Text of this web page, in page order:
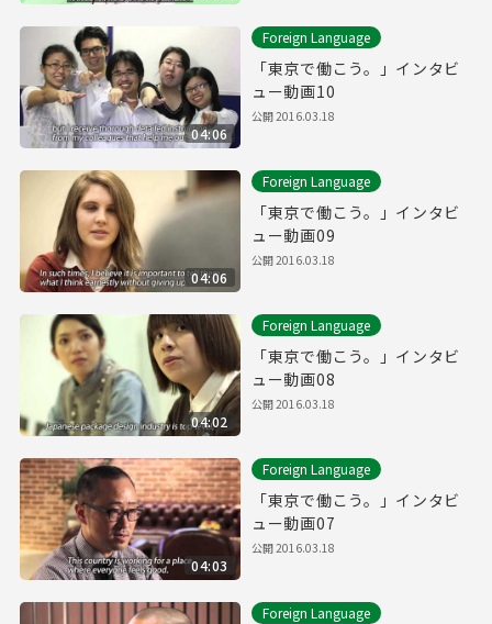
04:06
Foreign Language
「東京で働こう。」インタビ
ュー動画10
公開2016.03.18
04:06
Foreign Language
「東京で働こう。」インタビ
ュー動画09
公開2016.03.18
04:02
Foreign Language
「東京で働こう。」インタビ
ュー動画08
公開2016.03.18
04:03
Foreign Language
「東京で働こう。」インタビ
ュー動画07
公開2016.03.18
Foreign Language